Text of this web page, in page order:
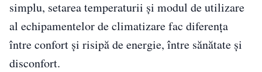
simplu, setarea temperaturii şi modul de utilizare
al echipamentelor de climatizare fac diferenţa
între confort şi risipă de energie, între sănătate şi
disconfort.